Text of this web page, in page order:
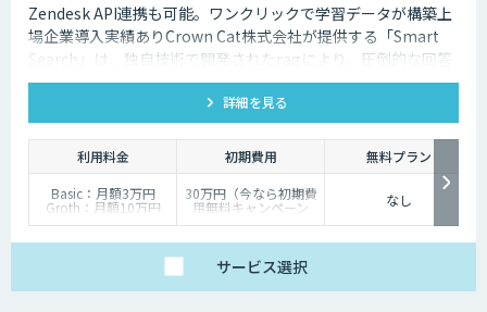
・気軽に問い合わせできる
問い合わせの窓口が電話やメールのみの場合、問い合わせというアクショ
その点、チャットボットであれば普段の友人とのチャットと同じ感覚で質
め、ユーザーもより気軽に問い合わせを行うことができるのです。
チャットボットは多種多様な業界で導入されており、様々なメリットをも
たらす存在です。近年は人手不足が深刻化しているため、多くの企業にと
ってチャットボットを活用して業務効率化するべく導入が進んでおりま
Zendesk API連携も可能。ワンクリックで学習データが構築上
場企業導入実績ありCrown Cat株式会社が提供する「Smart
Search」は、独自技術で開発されたragにより、圧倒的な回答
精度を誇るAIチャットボットです。また回答精度が悪い時は管
理画面から簡単にご自身でチューニングができる、簡単でかつ
高精度な特徴があります。
詳細を見る
利用料金 初期費用
無料プラン
Basic：月額3万円
Groth：月額10万円
Enterprise：月額20万
30万円（今なら初期費
用無料キャンペーン
中）
なし
サービス選択